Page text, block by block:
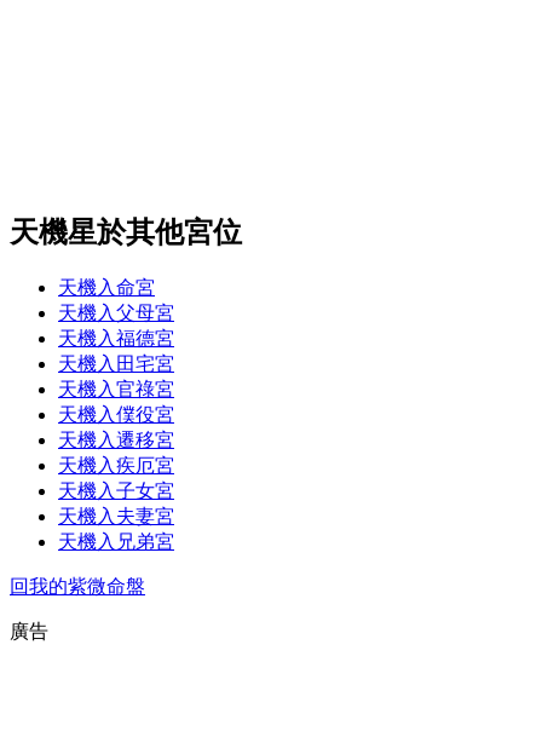
天機星於其他宮位
天機入命宮
天機入父母宮
天機入福德宮
天機入田宅宮
天機入官祿宮
天機入僕役宮
天機入遷移宮
天機入疾厄宮
天機入子女宮
天機入夫妻宮
天機入兄弟宮
回我的紫微命盤
廣告